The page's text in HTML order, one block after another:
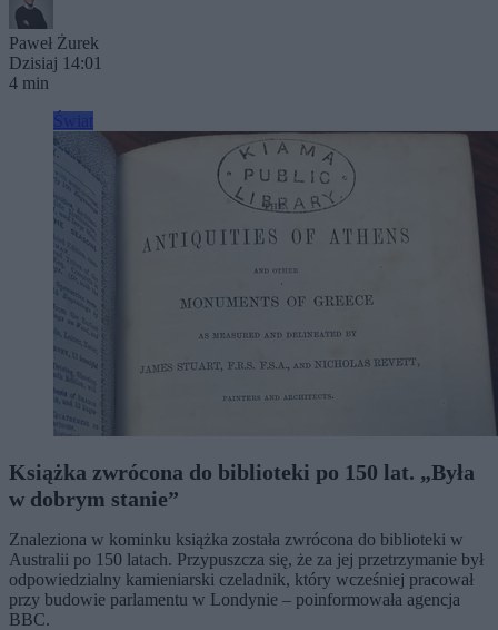
Paweł Żurek
Dzisiaj 14:01
4 min
Książka zwrócona do biblioteki po 150 lat. „Była
w dobrym stanie”
Znaleziona w kominku książka została zwrócona do biblioteki w
Australii po 150 latach. Przypuszcza się, że za jej przetrzymanie był
odpowiedzialny kamieniarski czeladnik, który wcześniej pracował
przy budowie parlamentu w Londynie – poinformowała agencja
BBC.